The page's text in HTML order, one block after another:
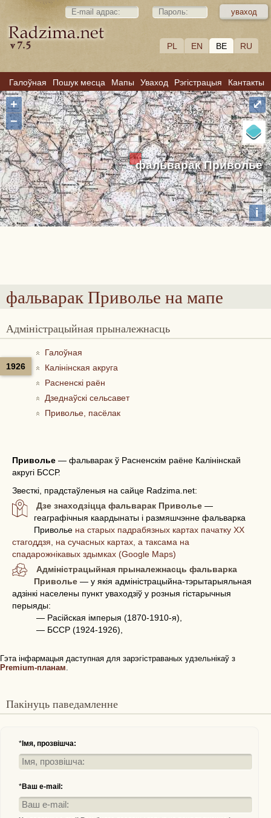
PL EN BE RU
Галоўная Пошук месца Мапы Уваход Рэгістрацыя Кантакты
фальварак Приволье
+
−
i
⤢
фальварак Приволье на мапе
Адміністрацыйная прыналежнасць
1926
Галоўная
Калінінская акруга
Расненскі раён
Дзеднаўскі сельсавет
Приволье, пасёлак
Приволье — фальварак ў Расненскім раёне Калінінскай
акругі БССР.
Звесткі, прадстаўленыя на сайце Radzima.net:
Дзе знаходзіцца фальварак Приволье —
геаграфічныя каардынаты і размяшчэнне фальварка
Приволье на старых падрабязных картах пачатку ХХ
стагоддзя, на сучасных картах, а таксама на
спадарожнікавых здымках (Google Maps)
Адміністрацыйная прыналежнасць фальварка
Приволье — у якія адміністрацыйна-тэрытарыяльная
адзінкі населены пункт уваходзіў у розныя гістарычныя
перыяды:
— Расійская імперыя (1870-1910-я),
— БССР (1924-1926),
Гэта інфармацыя даступная для зарэгістраваных удзельнікаў з
Premium-планам.
Пакінуць паведамленне
* Імя, прозвішча:
*Ваш e-mail: